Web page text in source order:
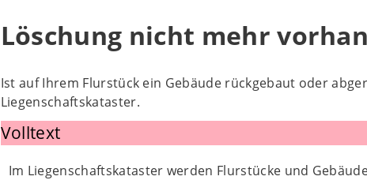
Löschung nicht mehr
Ist auf Ihrem Flurstück ein Gebäude rückgebaut oder
Liegenschaftskataster.
Volltext
Im Liegenschaftskataster werden Flurstücke und